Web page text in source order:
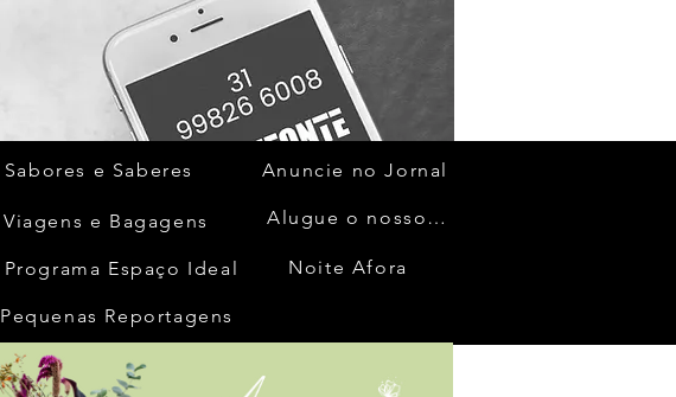
Sabores e Saberes
Viagens e Bagagens
Programa Espaço Ideal
Anuncie no Jornal
Alugue o nosso espaço
Noite Afora
Pequenas Reportagens